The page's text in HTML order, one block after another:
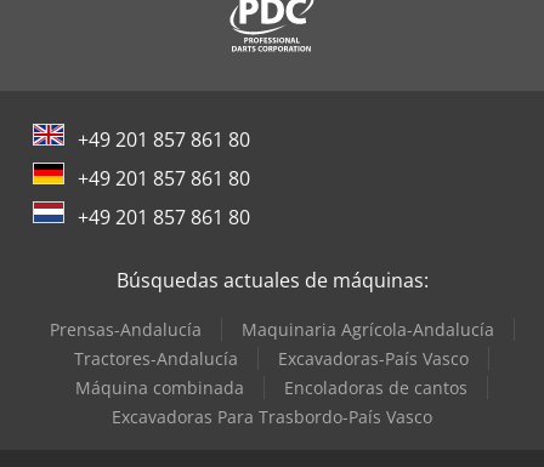
+49 201 857 861 80
+49 201 857 861 80
+49 201 857 861 80
Búsquedas actuales de máquinas:
Prensas-Andalucía
Maquinaria Agrícola-Andalucía
Tractores-Andalucía
Excavadoras-País Vasco
Máquina combinada
Encoladoras de cantos
Excavadoras Para Trasbordo-País Vasco